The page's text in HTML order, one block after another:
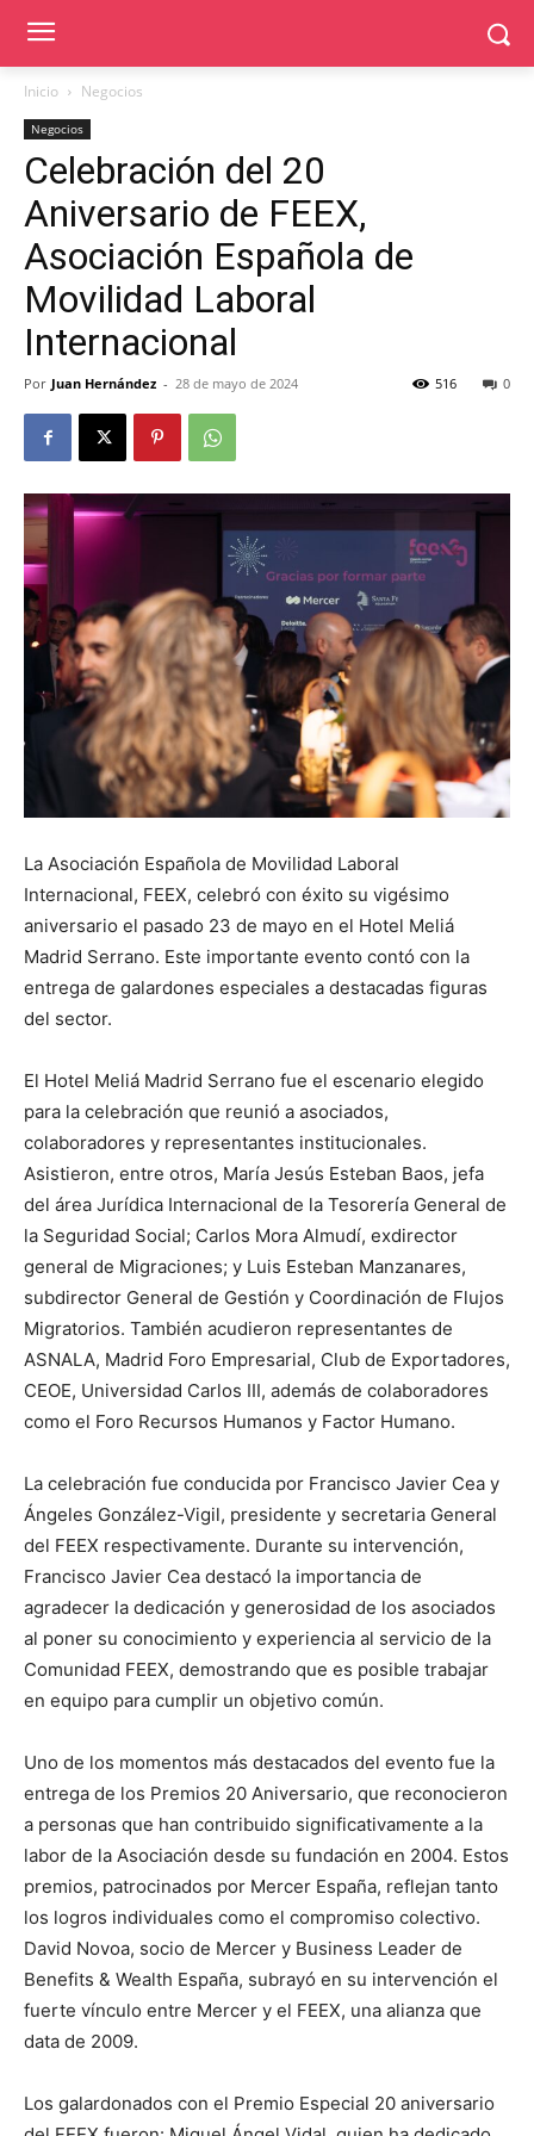
Inicio Negocios
Negocios
Celebración del 20
Aniversario de FEEX,
Asociación Española de
Movilidad Laboral
Internacional
Por Juan Hernández - 28 de mayo de 2024 0
516
La Asociación Española de Movilidad Laboral
Internacional, FEEX, celebró con éxito su vigésimo
aniversario el pasado 23 de mayo en el Hotel Meliá
Madrid Serrano. Este importante evento contó con la
entrega de galardones especiales a destacadas figuras
del sector.
El Hotel Meliá Madrid Serrano fue el escenario elegido
para la celebración que reunió a asociados,
colaboradores y representantes institucionales.
Asistieron, entre otros, María Jesús Esteban Baos, jefa
del área Jurídica Internacional de la Tesorería General de
la Seguridad Social; Carlos Mora Almudí, exdirector
general de Migraciones; y Luis Esteban Manzanares,
subdirector General de Gestión y Coordinación de Flujos
Migratorios. También acudieron representantes de
ASNALA, Madrid Foro Empresarial, Club de Exportadores,
CEOE, Universidad Carlos III, además de colaboradores
como el Foro Recursos Humanos y Factor Humano.
La celebración fue conducida por Francisco Javier Cea y
Ángeles González-Vigil, presidente y secretaria General
del FEEX respectivamente. Durante su intervención,
Francisco Javier Cea destacó la importancia de
agradecer la dedicación y generosidad de los asociados
al poner su conocimiento y experiencia al servicio de la
Comunidad FEEX, demostrando que es posible trabajar
en equipo para cumplir un objetivo común.
Uno de los momentos más destacados del evento fue la
entrega de los Premios 20 Aniversario, que reconocieron
a personas que han contribuido significativamente a la
labor de la Asociación desde su fundación en 2004. Estos
premios, patrocinados por Mercer España, reflejan tanto
los logros individuales como el compromiso colectivo.
David Novoa, socio de Mercer y Business Leader de
Benefits & Wealth España, subrayó en su intervención el
fuerte vínculo entre Mercer y el FEEX, una alianza que
data de 2009.
Los galardonados con el Premio Especial 20 aniversario